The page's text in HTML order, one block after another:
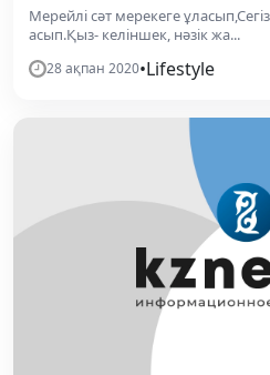
Мерейлі сәт мерекеге
асып.Қыз- келіншек, нәзік жа...
28 ақпан 2020•Lifestyle